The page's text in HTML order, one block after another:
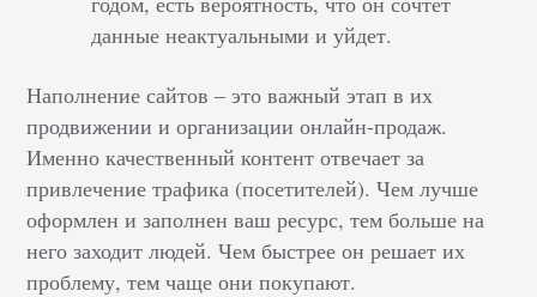
данные неактуальными и уйдет.
Наполнение сайтов – это важный этап в их
продвижении и организации онлайн-продаж.
Именно качественный контент отвечает за
привлечение трафика (посетителей). Чем лучше
оформлен и заполнен ваш ресурс, тем больше на
него заходит людей. Чем быстрее он решает их
проблему, тем чаще они покупают.